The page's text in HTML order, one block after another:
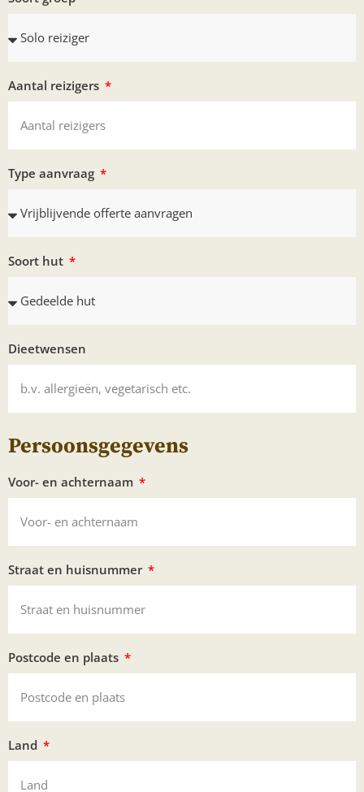
Aantal reizigers
Type aanvraag
Soort hut
Dieetwensen
Persoonsgegevens
Voor- en achternaam
Straat en huisnummer
Postcode en plaats
Land